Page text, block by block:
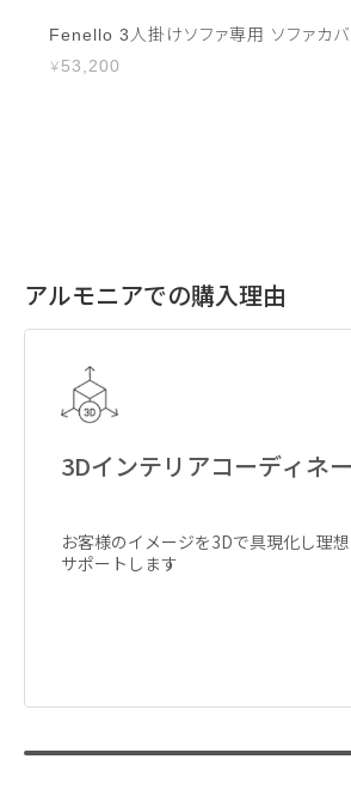
53,200
アルモニアでの購入理由
3Dインテリアコーディネ
お客様のイメージを3Dで具現化し理
サポートします